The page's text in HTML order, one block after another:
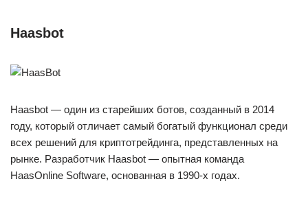
Haasbot
Haasbot — один из старейших ботов, созданный в 2014
году, который отличает самый богатый функционал среди
всех решений для криптотрейдинга, представленных на
рынке. Разработчик Haasbot — опытная команда
HaasOnline Software, основанная в 1990-х годах.